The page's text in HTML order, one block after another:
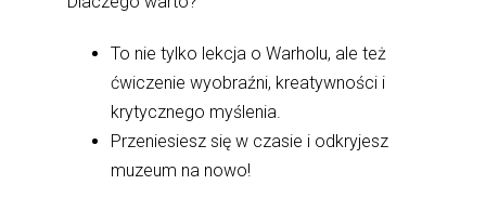
To nie tylko lekcja o Warholu, ale też
ćwiczenie wyobraźni, kreatywności i
krytycznego myślenia.
Przeniesiesz się w czasie i odkryjesz
muzeum na nowo!